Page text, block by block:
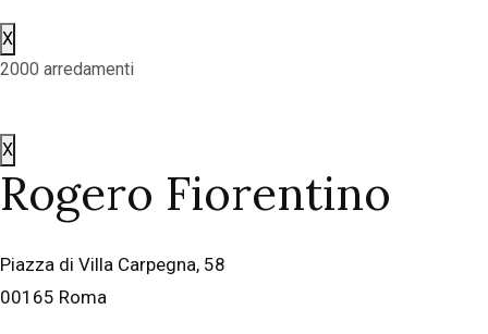
X
2000 arredamenti
X
Rogero Fiorentino
Piazza di Villa Carpegna, 58
00165 Roma